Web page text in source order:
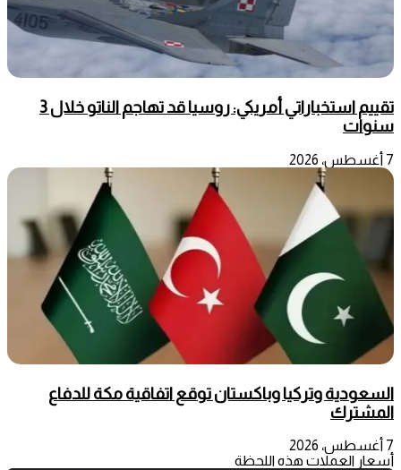
تقييم استخباراتي أمريكي: روسيا قد تهاجم الناتو خلال 3
سنوات
7 أغسطس، 2026
السعودية وتركيا وباكستان توقع اتفاقية مكة للدفاع
المشترك
7 أغسطس، 2026
أسعار العملات هذه اللحظة